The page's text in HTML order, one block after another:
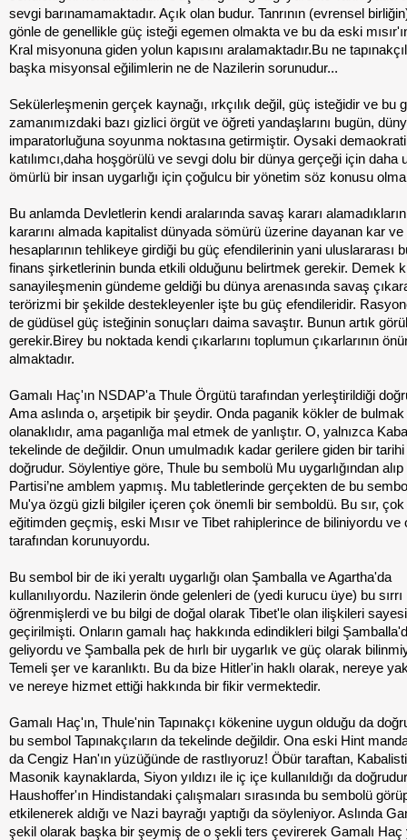
sevgi barınamamaktadır. Açık olan budur. Tanrının (evrensel birliğin)
gönle de genellikle güç isteği egemen olmakta ve bu da eski
Kral misyonuna giden yolun kapısını aralamaktadır.Bu ne
başka misyonsal eğilimlerin ne de Nazilerin sorunudur...
Sekülerleşmenin gerçek kaynağı, ırkçılık değil, güç isteğidir ve bu
zamanımızdaki bazı gizlici örgüt ve öğreti yandaşlarını bugün,
imparatorluğuna soyunma noktasına getirmiştir. Oysaki
katılımcı,daha hoşgörülü ve sevgi dolu bir dünya gerçeği için daha
ömürlü bir insan uygarlığı için çoğulcu bir yönetim söz konusu
Bu anlamda Devletlerin kendi aralarında savaş kararı
kararını almada kapitalist dünyada sömürü üzerine dayanan kar ve
hesaplarının tehlikeye girdiği bu güç efendilerinin yani uluslararası
finans şirketlerinin bunda etkili olduğunu belirtmek gerekir. Demek
sanayileşmenin gündeme geldiği bu dünya arenasında savaş
terörizmi bir şekilde destekleyenler işte bu güç efendileridir.
de güdüsel güç isteğinin sonuçları daima savaştır. Bunun artık
gerekir.Birey bu noktada kendi çıkarlarını toplumun çıkarlarının
almaktadır.
Gamalı Haç'ın NSDAP'a Thule Örgütü tarafından yerleştirildiği
Ama aslında o, arşetipik bir şeydir. Onda paganik kökler de bulmak
olanaklıdır, ama paganlığa mal etmek de yanlıştır. O, yalnızca
tekelinde de değildir. Onun umulmadık kadar gerilere giden bir
doğrudur. Söylentiye göre, Thule bu sembolü Mu uygarlığından
Partisi’ne amblem yapmış. Mu tabletlerinde gerçekten de bu
Mu'ya özgü gizli bilgiler içeren çok önemli bir semboldü. Bu sır, çok
eğitimden geçmiş, eski Mısır ve Tibet rahiplerince de biliniyordu ve
tarafından korunuyordu.
Bu sembol bir de iki yeraltı uygarlığı olan Şamballa ve Agartha'da
kullanılıyordu. Nazilerin önde gelenleri de (yedi kurucu üye) bu sırrı
öğrenmişlerdi ve bu bilgi de doğal olarak Tibet'le olan ilişkileri
geçirilmişti. Onların gamalı haç hakkında edindikleri bilgi
geliyordu ve Şamballa pek de hırlı bir uygarlık ve güç olarak
Temeli şer ve karanlıktı. Bu da bize Hitler'in haklı olarak, nereye
ve nereye hizmet ettiği hakkında bir fikir vermektedir.
Gamalı Haç'ın, Thule'nin Tapınakçı kökenine uygun olduğu da
bu sembol Tapınakçıların da tekelinde değildir. Ona eski Hint
da Cengiz Han'ın yüzüğünde de rastlıyoruz! Öbür taraftan,
Masonik kaynaklarda, Siyon yıldızı ile iç içe kullanıldığı da
Haushoffer'ın Hindistandaki çalışmaları sırasında bu sembolü
etkilenerek aldığı ve Nazi bayrağı yaptığı da söyleniyor. Aslında
şekil olarak başka bir şeymiş de o şekli ters çevirerek Gamalı Haç